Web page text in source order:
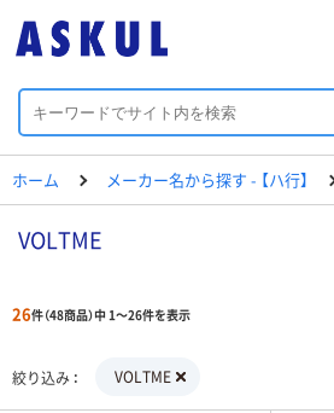
ホーム メーカー名から探す - 【ハ行】
VOLTME
26件（48商品）中 1～26件を表示
絞り込み VOLTME